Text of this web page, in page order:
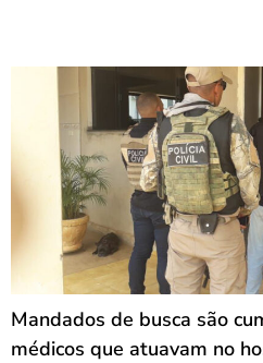
Mandados de busca são
médicos que atuavam no